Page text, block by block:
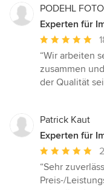
PODEHL
Experten für
Bewertung:
5
von
“Wir arbeiten
zusammen
der Qualität
Patrick Kaut
Experten für
Bewertung:
5
“Sehr
Preis-/